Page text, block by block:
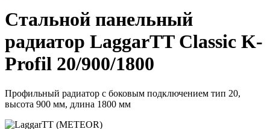
Стальной панельный
радиатор LaggarTT Classic K-
Profil 20/900/1800
Профильный радиатор с боковым подключением тип 20,
высота 900 мм, длина 1800 мм